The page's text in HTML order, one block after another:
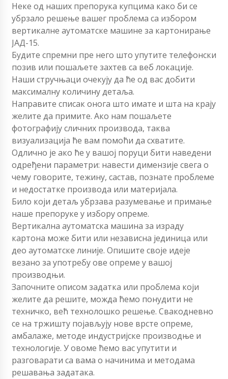
Неке од наших препорука купцима како би се
убрзало решење вашег проблема са избором
вертикалне аутоматске машине за картонирање
ЈАД-15.
Будите спремни пре него што упутите телефонски
позив или пошаљете захтев са веб локације.
Наши стручњаци очекују да ће од вас добити
максималну количину детаља.
Направите списак онога што имате и шта на крају
желите да примите. Ако нам пошаљете
фотографију сличних производа, таква
визуализација ће вам помоћи да схватите.
Одлично је ако ће у вашој поруци бити наведени
одређени параметри: навести димензије свега о
чему говорите, тежину, састав, познате проблеме
и недостатке производа или материјала.
Било који детаљ убрзава разумевање и примање
наше препоруке у избору опреме.
Вертикална аутоматска машина за израду
картона може бити или независна јединица или
део аутоматске линије. Опишите своје идеје
везано за употребу ове опреме у вашој
производњи.
Започните описом задатка или проблема који
желите да решите, можда ћемо понудити не
техничко, већ технолошко решење. Свакодневно
се на тржишту појављују нове врсте опреме,
амбалаже, методе индустријске производње и
технологије. У овоме ћемо вас упутити и
разговарати са вама о начинима и методама
решавања задатака.